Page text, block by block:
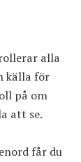
alla
källa för
på om
att se.
får du